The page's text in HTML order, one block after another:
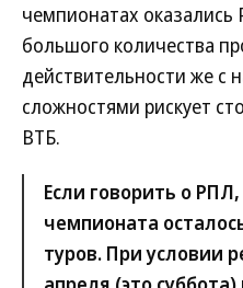
чемпионатах
большого количества
действительности же с
сложностями рискует
ВТБ.
Если говорить о
чемпионата
туров. При условии